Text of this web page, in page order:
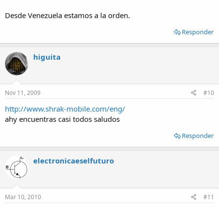
Desde Venezuela estamos a la orden.
Responder
higuita
Nov 11, 2009 #10
http://www.shrak-mobile.com/eng/
ahy encuentras casi todos saludos
Responder
electronicaeselfuturo
Mar 10, 2010 #11